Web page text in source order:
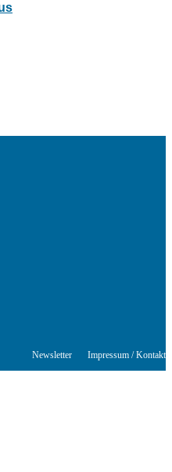
Newsletter
Impressum / Kontakt